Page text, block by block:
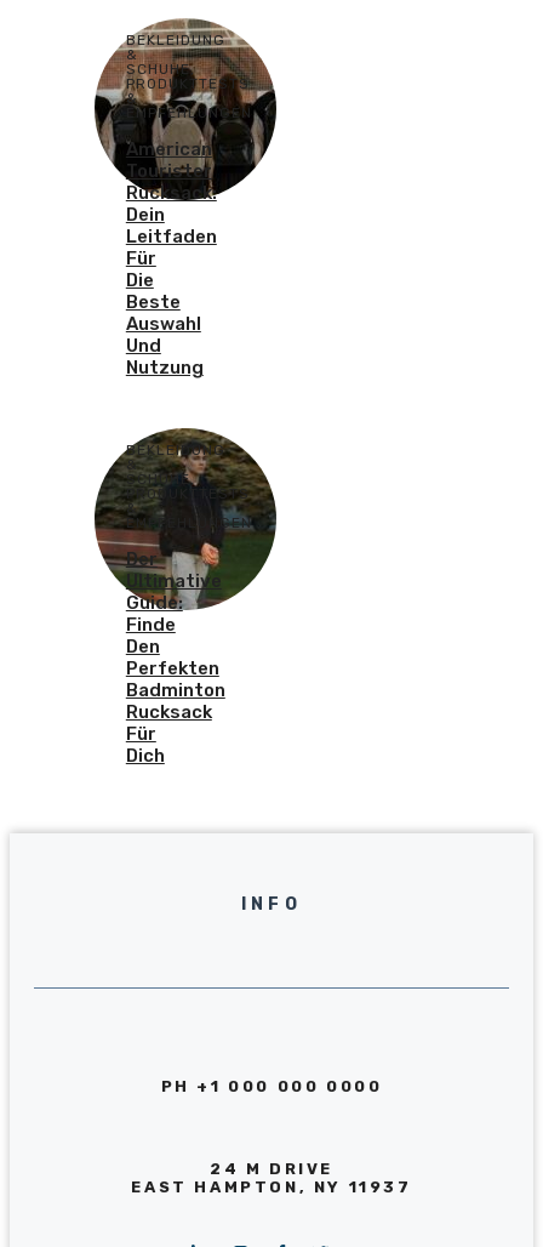
BEKLEIDUNG
&
SCHUHE,
PRODUKTTESTS
&
EMPFEHLUNGEN
American
Tourister
Rucksack:
Dein
Leitfaden
Für
Die
Beste
Auswahl
Und
Nutzung
BEKLEIDUNG
&
SCHUHE,
PRODUKTTESTS
&
EMPFEHLUNGEN
Der
Ultimative
Guide:
Finde
Den
Perfekten
Badminton
Rucksack
Für
Dich
INFO
PH +1 000 000 0000
24 M DRIVE
EAST HAMPTON, NY 11937